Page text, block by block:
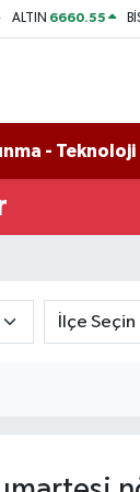
ALTIN 6660.55
- Teknoloji